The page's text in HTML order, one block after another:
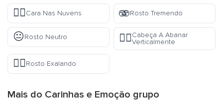
😶‍🌫️Cara Nas Nuvens 🫨Rosto Tremendo
😐Rosto Neutro 🙂‍↕️Cabeça A Abanar
Verticalmente
😮‍💨Rosto Exalando
Mais do Carinhas e Emoção grupo